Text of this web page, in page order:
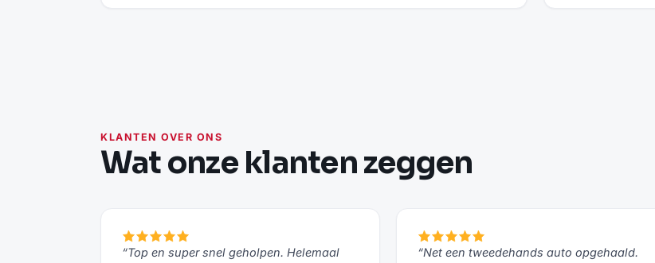
KLANTEN OVER ONS
Wat onze klanten zeggen
“Top en super snel geholpen. Helemaal
“Net een tweedehands auto opgehaald.